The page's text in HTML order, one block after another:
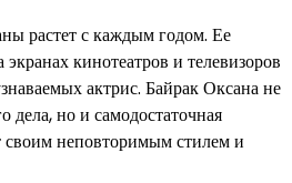
растет с каждым годом. Ее
кинотеатров и телевизоров
актрис. Байрак Оксана не
дела, но и самодостаточная
своим неповторимым стилем и